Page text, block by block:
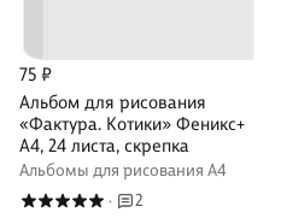
75 ₽
Альбом для рисования
«Фактура. Котики» Феникс+
А4, 24 листа, скрепка
Альбомы для рисования А4
· 2